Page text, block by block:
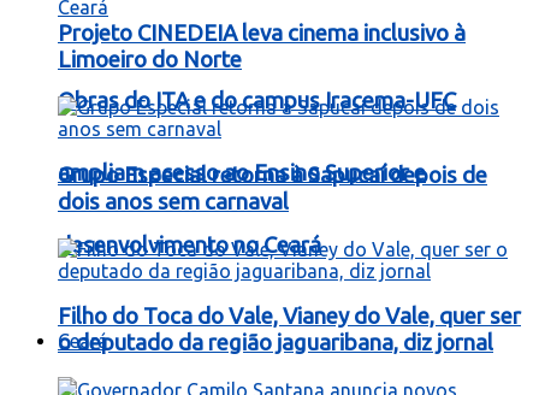
Obras do ITA e do campus Iracema-UFC
ampliam acesso ao Ensino Superior e
desenvolvimento no Ceará
Ceará
Projeto CINEDEIA leva cinema inclusivo à
Limoeiro do Norte
Grupo Especial retorna à Sapucaí depois de
dois anos sem carnaval
Filho do Toca do Vale, Vianey do Vale, quer ser
o deputado da região jaguaribana, diz jornal